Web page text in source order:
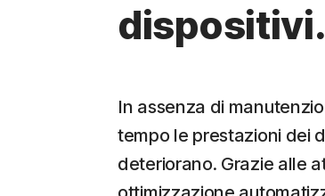
dispositivi.
In assenza di
tempo le prestazioni dei
deteriorano. Grazie alle